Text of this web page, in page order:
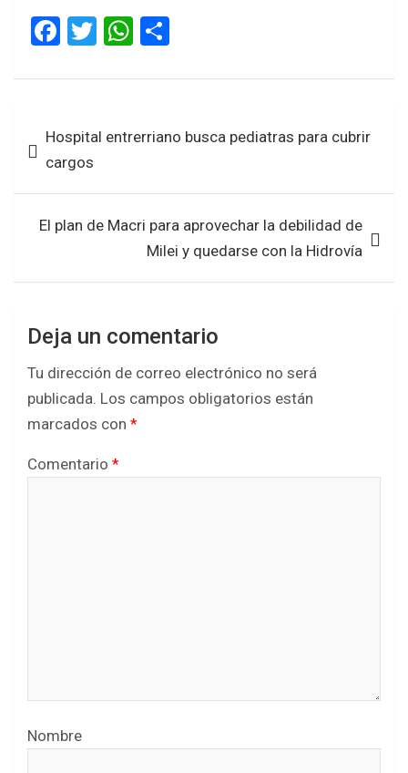
F
ce
o
o
k
T
tt
W
at
A
p
ar
de
entradas
Hospital entrerriano busca pediatras para cubrir
cargos
El plan de Macri para aprovechar la debilidad de
Milei y quedarse con la Hidrovía
Deja un comentario
Tu dirección de correo electrónico no será
publicada. Los campos obligatorios están
marcados con *
Comentario *
Nombre